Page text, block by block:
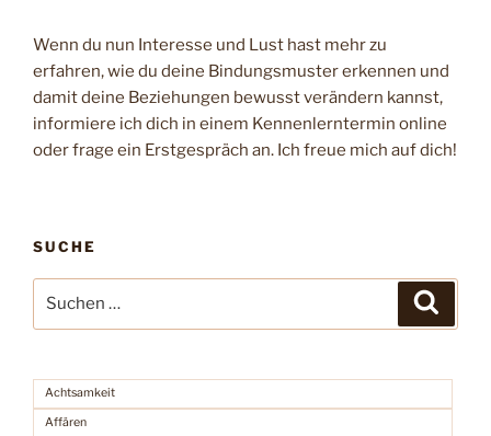
Wenn du nun Interesse und Lust hast mehr zu
erfahren, wie du deine Bindungsmuster erkennen und
damit deine Beziehungen bewusst verändern kannst,
informiere ich dich in einem Kennenlerntermin online
oder frage ein Erstgespräch an. Ich freue mich auf dich!
SUCHE
nach:
Achtsamkeit
Affären